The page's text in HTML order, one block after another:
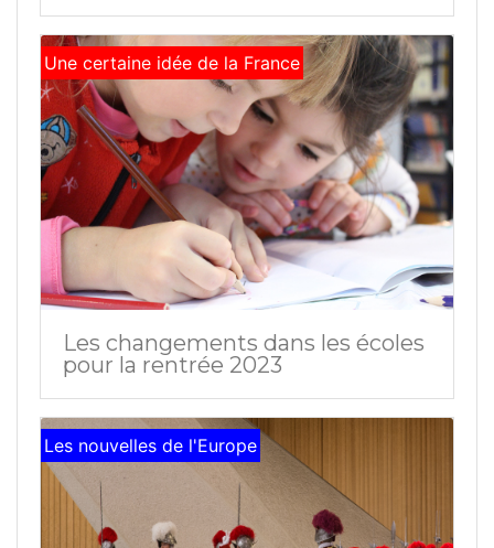
Une certaine idée de la France
Les changements dans les écoles
pour la rentrée 2023
Les nouvelles de l'Europe